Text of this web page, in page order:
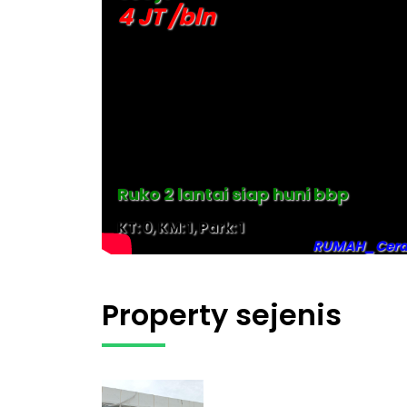
4 JT /bln
Ruko 2 lantai siap huni bbp
KT: 0, KM: 1, Park: 1
Property sejenis